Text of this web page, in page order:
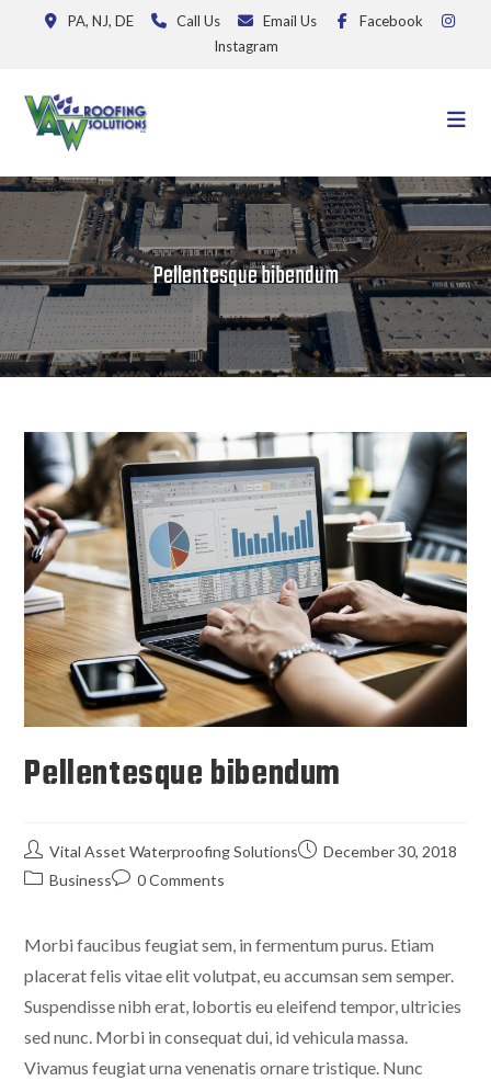
PA, NJ, DE Call Us Email Us
Facebook
Instagram
Pellentesque bibendum
Pellentesque bibendum
Vital Asset Waterproofing Solutions
December 30, 2018
Business
0 Comments
Morbi faucibus feugiat sem, in fermentum purus. Etiam
placerat felis vitae elit volutpat, eu accumsan sem semper.
Suspendisse nibh erat, lobortis eu eleifend tempor, ultricies
sed nunc. Morbi in consequat dui, id vehicula massa.
Vivamus feugiat urna venenatis ornare tristique. Nunc